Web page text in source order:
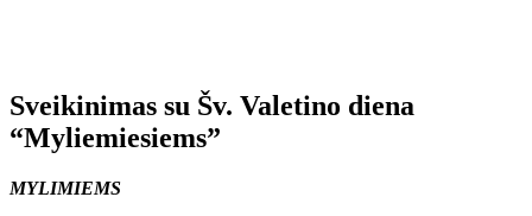
Sveikinimas su Šv. Valetino diena
“Myliemiesiems”
MYLIMIEMS